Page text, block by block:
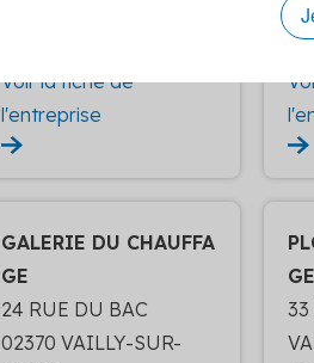
Voir la fiche de
l'entreprise
GALERIE DU CHAUFFA
GE
24 RUE DU BAC
02370 VAILLY-SUR-
33